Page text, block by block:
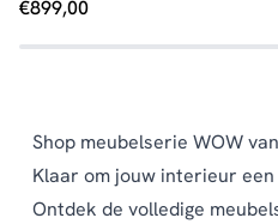
€899,00
Shop meubelserie WOW
Klaar om jouw interieur
Ontdek de volledige